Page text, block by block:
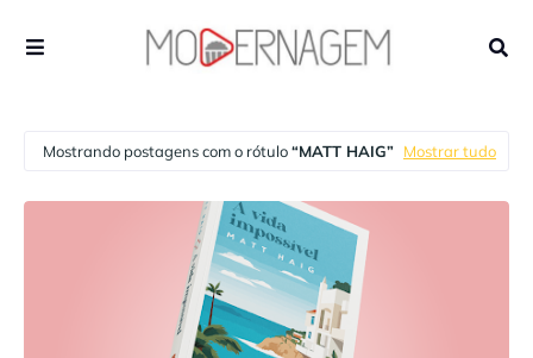
Mostrando postagens com o rótulo MATT HAIG Mostrar tudo